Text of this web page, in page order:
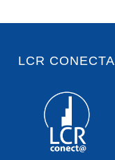
LCR CONECTA